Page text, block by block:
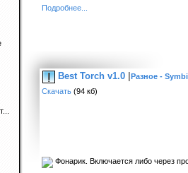
Подробнее...
Best Torch v1.0 |Разное -
Скачать (94 кб)
Фонарик. Включается либо через